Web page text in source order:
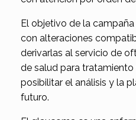
El objetivo de la
con alteraciones
derivarlas al servicio de
de salud para
posibilitar el análisis y la
futuro.